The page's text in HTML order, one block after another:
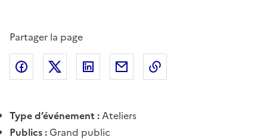
Partager la page
Partager l'article surFacebook
Partager l'article sur X (anciennement
Partager l'article sur
Partager l'article par courriel
Type d’événement :Ateliers
Publics :Grand public